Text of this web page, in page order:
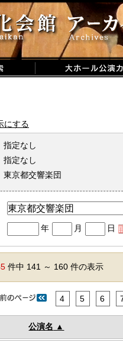
にする
指定なし
指定なし
東京都交響楽団
年 月 日
件中 141 ～ 160 件の表示
4 5 6
公演名